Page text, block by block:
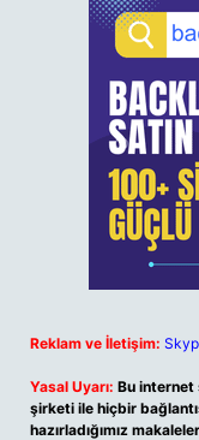
Reklam ve İletişim:
Yasal Uyarı: Bu internet
şirketi ile hiçbir
hazırladığımız